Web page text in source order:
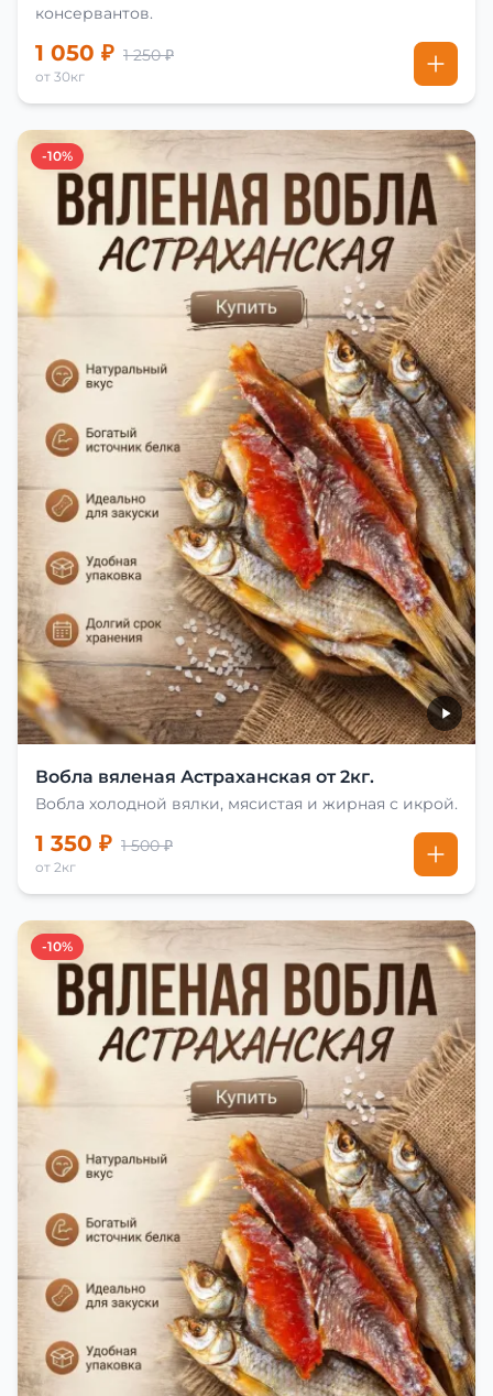
консервантов.
1 050 ₽ 1 250 ₽
от 30кг
-10%
Вобла вяленая Астраханская от 2кг.
Вобла холодной вялки, мясистая и жирная с икрой.
1 350 ₽ 1 500 ₽
от 2кг
-10%